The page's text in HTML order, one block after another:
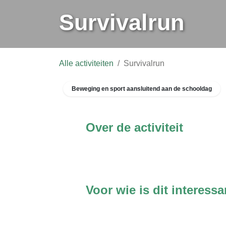
Alle activiteiten Survivalrun
Beweging en sport aansluitend aan de schooldag
Over de activiteit
Voor wie is dit